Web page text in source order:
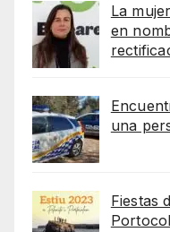
La
en
una
Fiestas